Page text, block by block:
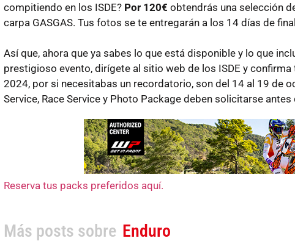
compitiendo en los ISDE? Por 120€ obtendrás una selección
carpa GASGAS. Tus fotos se te entregarán a los 14 días de
Así que, ahora que ya sabes lo que está disponible y lo que
prestigioso evento, dirígete al sitio web de los ISDE y
2024, por si necesitabas un recordatorio, son del 14 al 19 de
Service, Race Service y Photo Package deben solicitarse
Reserva tus packs preferidos aquí.
Más posts sobre Enduro